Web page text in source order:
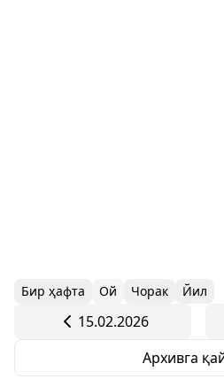
Бир ҳафта Ой Чорак Йил
15.02.2026
Архивга